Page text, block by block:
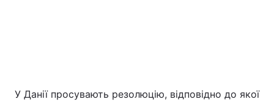
У Данії просувають резолюцію, відповідно до якої